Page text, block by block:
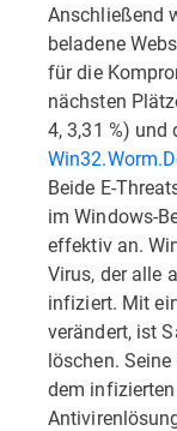
Anschließend
beladene
für die
nächsten
4, 3,31 %)
Beide E-
im Windows-
effektiv an.
Virus, der alle
infiziert. Mit
verändert, ist
löschen.
dem